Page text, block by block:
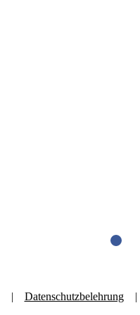
| Datenschutzbelehrung|